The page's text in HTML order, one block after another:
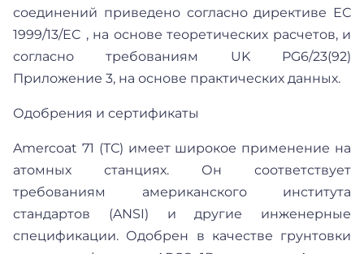
соединений приведено согласно директиве ЕС
1999/13/EC , на основе теоретических расчетов, и
согласно требованиям UK PG6/23(92)
Приложение 3, на основе практических данных.
Одобрения и сертификаты
Amercoat 71 (ТС) имеет широкое применение на
атомных станциях. Он соответствует
требованиям американского института
стандартов (ANSI) и другие инженерные
спецификации. Одобрен в качестве грунтовки